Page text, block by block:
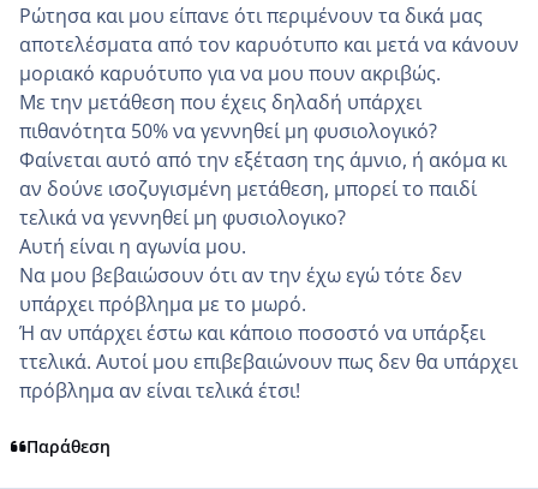
Ρώτησα και μου είπανε ότι περιμένουν τα δικά μας
αποτελέσματα από τον καρυότυπο και μετά να κάνουν
μοριακό καρυότυπο για να μου πουν ακριβώς.
Με την μετάθεση που έχεις δηλαδή υπάρχει
πιθανότητα 50% να γεννηθεί μη φυσιολογικό?
Φαίνεται αυτό από την εξέταση της άμνιο, ή ακόμα κι
αν δούνε ισοζυγισμένη μετάθεση, μπορεί το παιδί
τελικά να γεννηθεί μη φυσιολογικο?
Αυτή είναι η αγωνία μου.
Να μου βεβαιώσουν ότι αν την έχω εγώ τότε δεν
υπάρχει πρόβλημα με το μωρό.
Ή αν υπάρχει έστω και κα΄ποιο ποσοστό να υπάρξει
ττελικά. Αυτοί μου επιβεβαιώνουν πως δεν θα υπάρχει
πρόβλημα αν είναι τελικά έτσι!
Παράθεση